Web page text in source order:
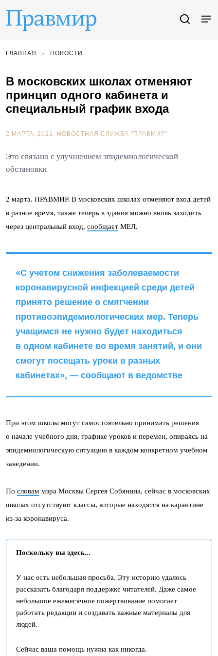
ГЛАВНАЯ НОВОСТИ
В московских школах отменяют
принцип одного кабинета и
специальный график входа
2 МАРТА, 2022. НОВОСТНАЯ СЛУЖБА "ПРАВМИР"
Это связано с улучшением эпидемиологической
обстановки
2 марта. ПРАВМИР. В московских школах отменяют вход детей
в разное время, также теперь в здания можно вновь заходить
через центральный вход, сообщает МЕЛ.
«С учетом снижения заболеваемости
коронавирусной инфекцией среди детей
принято решение о смягчении
противоэпидемиологических мер. Теперь
учащимся не нужно будет находиться
в одном кабинете во время занятий, и они
смогут посещать уроки в разных
кабинетах», — сообщают в ведомстве
При этом школы могут самостоятельно принимать решения
о начале учебного дня, графике уроков и перемен, опираясь на
эпидемиологическую ситуацию в каждом конкретном учебном
заведении.
По словам мэра Москвы Сергея Собянина, сейчас в московских
школах отсутствуют классы, которые находятся на карантине
из-за коронавируса.
Поскольку вы здесь...
У нас есть небольшая просьба. Эту историю удалось
рассказать благодаря поддержке читателей. Даже самое
небольшое ежемесячное пожертвование помогает
работать редакции и создавать важные материалы для
людей.
Сейчас ваша помощь нужна как никогда.